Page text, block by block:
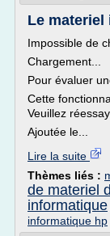
Le
Impossible de
Chargement...
Pour évaluer
Cette
Veuillez
Ajoutée le...
Lire la suite
Thèmes liés :
de materiel
informatique
informatique hp